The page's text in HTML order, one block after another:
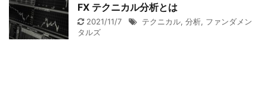
FX テクニカル分析とは
2021/11/7 テクニカル, 分析, ファンダメン
タルズ